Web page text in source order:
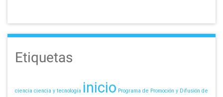
Etiquetas
ciencia ciencia y tecnología inicio Programa de Promoción y Difusión de